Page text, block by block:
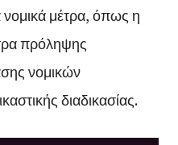
μέτρα, όπως η
πρόληψης
νομικών
διαδικασίας.